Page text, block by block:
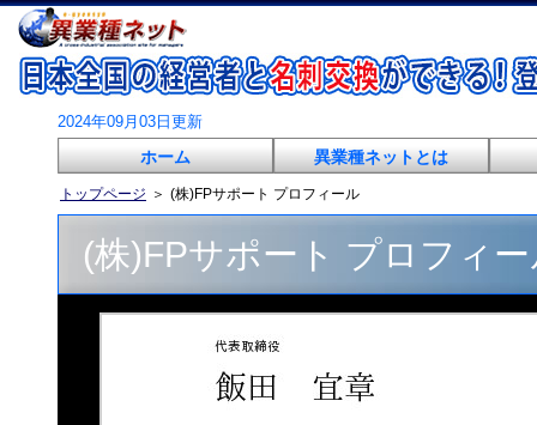
2024年09月03日更新
ホーム 異業種ネットとは
トップページ ＞ (株)FPサポート プロフィール
(株)FPサポート プロフィ